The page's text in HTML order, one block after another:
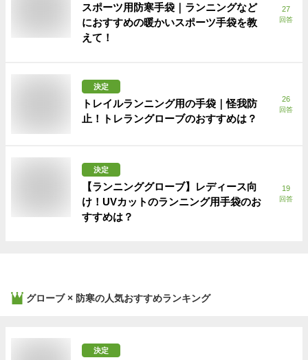
スポーツ用防寒手袋｜ランニングなど
におすすめの暖かいスポーツ手袋を教
えて！
27
回答
決定
トレイルランニング用の手袋｜怪我防
止！トレラングローブのおすすめは？
26
回答
決定
【ランニンググローブ】レディース向
け！UVカットのランニング用手袋のお
すすめは？
19
回答
グローブ × 防寒の人気おすすめランキング
決定